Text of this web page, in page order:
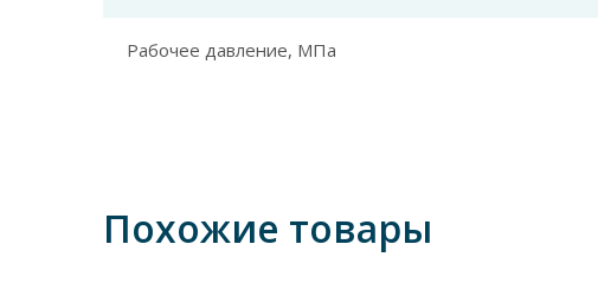
Рабочее давление, МПа
Похожие товары